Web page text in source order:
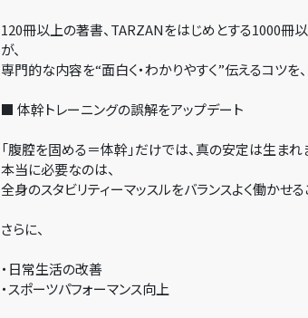
120冊以上の著書、TARZANをはじめとする1000冊
が、
専門的な内容を“面白く・わかりやすく”伝えるコツを
■ 体幹トレーニングの誤解をアップデート
「腹腔を固める＝体幹」だけでは、真の安定は生まれ
本当に必要なのは、
全身のスタビリティーマッスルをバランスよく働かせる
さらに、
・日常生活の改善
・スポーツパフォーマンス向上